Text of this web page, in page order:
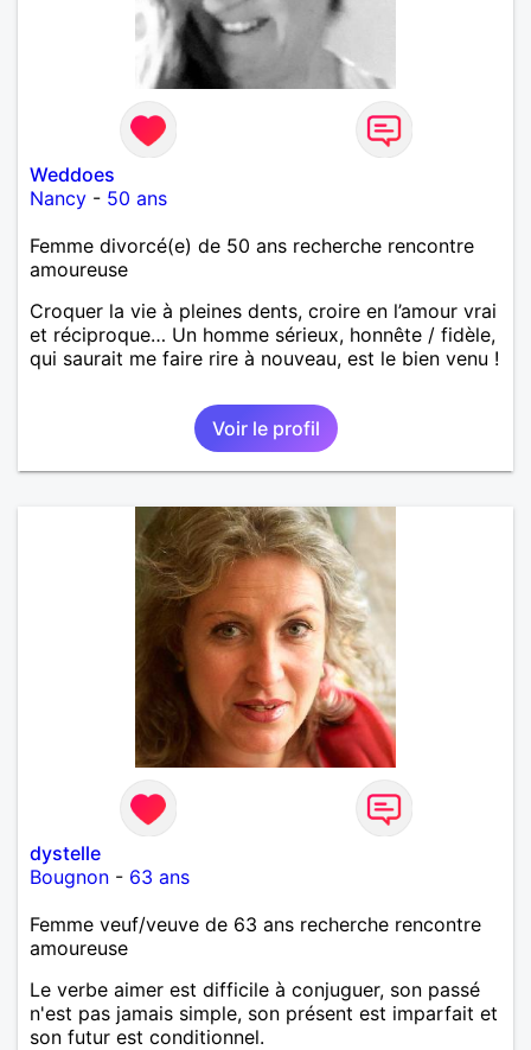
Weddoes
Nancy - 50 ans
Femme divorcé(e) de 50 ans recherche rencontre
amoureuse
Croquer la vie à pleines dents, croire en l’amour vrai
et réciproque… Un homme sérieux, honnête / fidèle,
qui saurait me faire rire à nouveau, est le bien venu !
Voir le profil
dystelle
Bougnon - 63 ans
Femme veuf/veuve de 63 ans recherche rencontre
amoureuse
Le verbe aimer est difficile à conjuguer, son passé
n'est pas jamais simple, son présent est imparfait et
son futur est conditionnel.